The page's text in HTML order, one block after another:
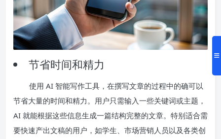
节省时间和精力
使用 AI 智能写作工具，在撰写文章的过程中的确可以
节省大量的时间和精力。用户只需输入一些关键词或主题，
AI 就能根据这些信息生成一篇结构完整的文章。特别适合需
要快速产出文稿的用户，如学生、市场营销人员以及各类创